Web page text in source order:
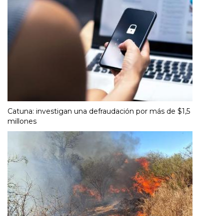
Catuna: investigan una defraudación por más de $1,5
millones